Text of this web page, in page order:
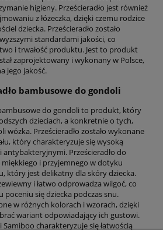
higieny. Prześcieradło jest również
z łóżeczka, dzięki czemu rodzice
dziecka. Prześcieradło zostało
standardami jakości, co
i trwałość produktu. Jest to produkt
zaprojektowany i wykonany w Polsce,
jego jakość.
bambusowe do gondoli
do gondoli to produkt, który
dzieciach, a konkretnie o tych,
wózka. Prześcieradło zostało wykonane
który charakteryzuje się wysoką
antybakteryjnymi. Prześcieradło do
i przyjemnego w dotyku
który jest delikatny dla skóry dziecka.
i łatwo odprowadza wilgoć, co
się dziecka podczas snu.
w różnych kolorach i wzorach, dzięki
wariant odpowiadający ich gustowi.
Samiboo charakteryzuje się łatwością